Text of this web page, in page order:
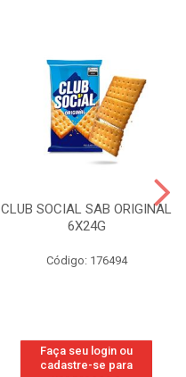
CLUB SOCIAL SAB ORIGINAL
6X24G
Código: 176494
Faça seu login ou
cadastre-se para